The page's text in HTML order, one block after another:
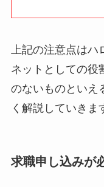
上記の注意点は
ネットとしての役
のないものといえ
く解説していきま
求職申し込みが